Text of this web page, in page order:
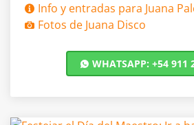
Info y entradas para Juana
Fotos de Juana Disco
WHATSAPP: +54 911